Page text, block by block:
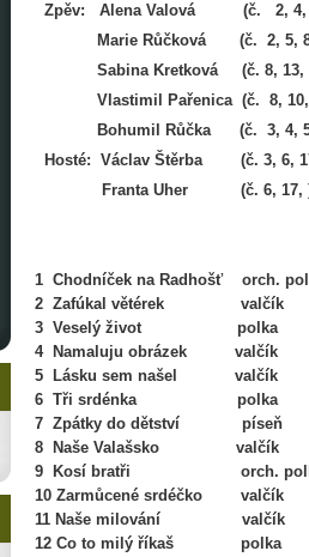
Zpěv: Alena Valová (č. 2, 4, 7,
Marie Růčková (č. 2, 5, 8,
Sabina Kretková (č. 8, 13,
Vlastimil Pařenica (č. 8, 10,
Bohumil Růčka (č. 3, 4, 5, 7,
Hosté: Václav Štěrba (č. 3, 6,
Franta Uher (č. 6, 17,
1 Chodníček na Radhošť orch.
2 Zafúkal větérek valčík
3 Veselý život polka
4 Namaluju obrázek
5 Lásku sem našel
6 Tři srdénka polka
7 Zpátky do dětství
8 Naše Valašsko
9 Kosí bratři orch.
10 Zarmůcené srdéčko
11 Naše milování
12 Co to milý říkaš polka